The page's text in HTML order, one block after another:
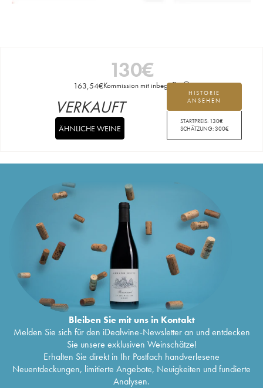
130€
163,54€Kommission mit inbegriffen
HISTORIE
ANSEHEN
STARTPREIS: 130€
SCHÄTZUNG:300€
VERKAUFT
ÄHNLICHE WEINE
Bleiben Sie mit uns in Kontakt
Melden Sie sich für den iDealwine-Newsletter an und entdecken
Sie unsere exklusiven Weinschätze!
Erhalten Sie direkt in Ihr Postfach handverlesene
Neuentdeckungen, limitierte Angebote, Neuigkeiten und fundierte
Analysen.